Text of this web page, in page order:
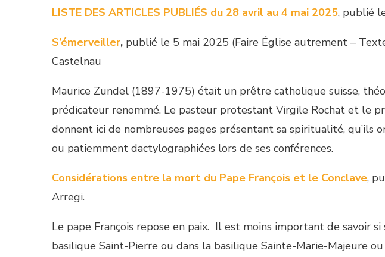
LISTE DES ARTICLES PUBLIÉS du 28 avril au 4 mai 2025, publié
S’émerveiller, publié le 5 mai 2025 (Faire Église autrement –
Castelnau
Maurice Zundel (1897-1975) était un prêtre catholique suisse,
prédicateur renommé. Le pasteur protestant Virgile Rochat et le
donnent ici de nombreuses pages présentant sa spiritualité, qu’ils
ou patiemment dactylographiées lors de ses conférences.
Considérations entre la mort du Pape François et le Conclave,
Arregi.
Le pape François repose en paix. Il est moins important de savoir
basilique Saint-Pierre ou dans la basilique Sainte-Marie-Majeure